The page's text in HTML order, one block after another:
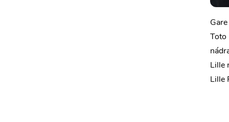
Toto
Lille
Lille